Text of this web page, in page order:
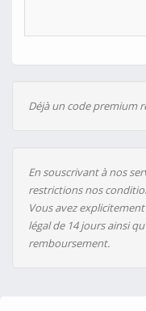
Déjà un code premium
En souscrivant à nos
restrictions nos
Vous avez
légal de 14 jours ainsi
remboursement.